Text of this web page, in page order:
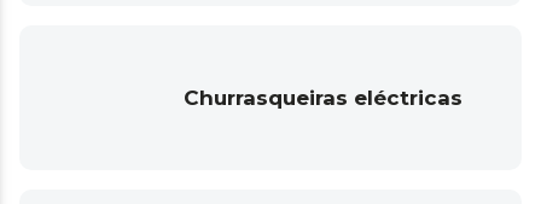
Churrasqueiras eléctricas